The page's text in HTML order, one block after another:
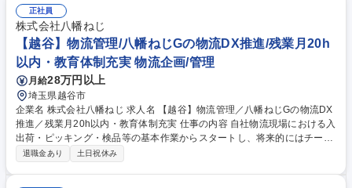
流課題をヒアリング。専門の包装設計部署と連携し、最適な素材・積み方
まで追求したオーダーメイドのパッケージや物流機器を企画・提案します
◎破損リスクを減らすことはもちろん、最適な積み方・運び方なども徹底
的に追及して提案し、課題解決に向き合える職場です 募集職種 【東京/法
人営業】「究極の包装」を創るコンサルティング営業/月平均残業2H
正社員
株式会社八幡ねじ
【越谷】物流管理/八幡ねじGの物流DX推進/残業月20h
以内・教育体制充実 物流企画/管理
月給28万円以上
埼玉県越谷市
企業名 株式会社八幡ねじ 求人名 【越谷】物流管理／八幡ねじGの物流DX
推進／残業月20h以内・教育体制充実 仕事の内容 自社物流現場における入
出荷・ピッキング・検品等の基本作業からスタートし、将来的にはチーム
リーダーとして現場管理や業務改善、メンバー育成、配送等の全体コント
退職金あり 土日祝休み